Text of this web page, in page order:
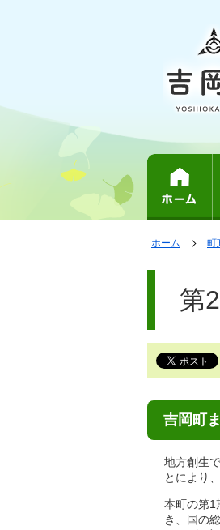
表
ペ
ホーム
の
町
文
で
第
吉岡町
地方創生
とにより
本町の第1
き、国の